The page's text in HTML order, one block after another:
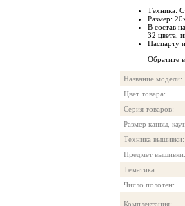
Техника:
Размер:
В состав
32 цвета,
Паспарту
Обратите
Название модели:
Цвет товара:
Серия товаров:
Размер канвы,
Техника вышивки:
Предмет вышивки:
Тематика:
Число полотен:
Комплектация: